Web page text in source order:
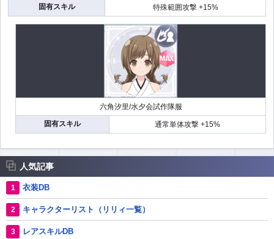
固有スキル
特殊範囲攻撃 +15%
六角汐里/水夕会試作隊服
固有スキル
通常単体攻撃 +15%
人気記事
衣装DB
キャラクターリスト（リリィ一覧）
レアスキルDB